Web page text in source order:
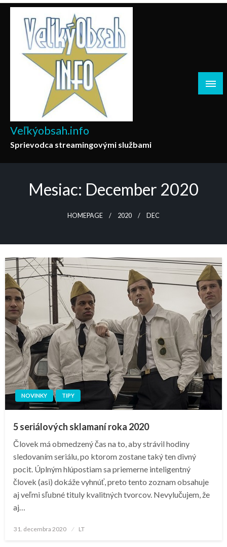
Skip
content
Veľkýobsah.info
Sprievodca streamingovými službami
Mesiac: December 2020
HOMEPAGE 2020 DEC
NOVINKY TIPY
5 seriálových sklamaní roka 2020
Človek má obmedzený čas na to, aby strávil hodiny
sledovaním seriálu, po ktorom zostane taký ten divný
pocit. Úplným hlúpostiam sa priemerne inteligentný
človek (asi) dokáže vyhnúť, preto tento zoznam obsahuje
aj veľmi sľubné tituly kvalitných tvorcov. Nevylučujem, že
aj…
Posted
31. decembra 2020 LT